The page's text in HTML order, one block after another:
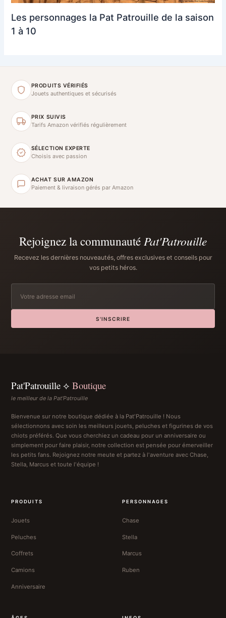
Les personnages la Pat Patrouille de la saison
1 à 10
PRODUITS VÉRIFIÉS
Jouets authentiques et sécurisés
PRIX SUIVIS
Tarifs Amazon vérifiés régulièrement
SÉLECTION EXPERTE
Choisis avec passion
ACHAT SUR AMAZON
Paiement & livraison gérés par Amazon
Rejoignez la communautéPat'Patrouille
Recevez les dernières nouveautés, offres exclusives et conseils pour
vos petits héros.
S'INSCRIRE
Pat'Patrouille ⟡ Boutique
le meilleur de la Pat'Patrouille
Bienvenue sur notre boutique dédiée à la Pat'Patrouille ! Nous
sélectionnons avec soin les meilleurs jouets, peluches et figurines de vos
chiots préférés. Que vous cherchiez un cadeau pour un anniversaire ou
simplement pour faire plaisir, notre collection est pensée pour émerveiller
les petits fans. Rejoignez notre meute et partez à l'aventure avec Chase,
Stella, Marcus et toute l'équipe !
PRODUITS
Jouets
Peluches
Coffrets
Camions
Anniversaire
PERSONNAGES
Chase
Stella
Marcus
Ruben